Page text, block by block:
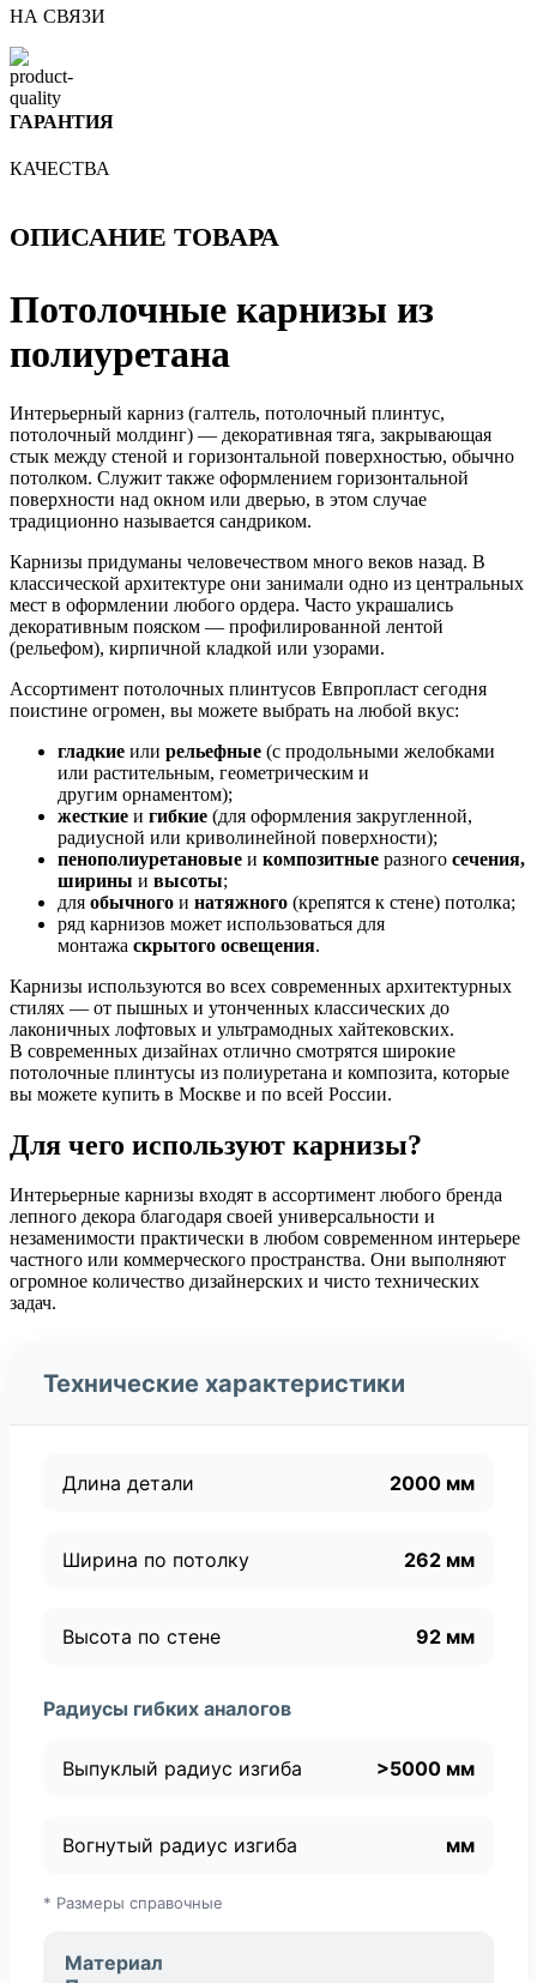
НА СВЯЗИ
ГАРАНТИЯ
КАЧЕСТВА
ОПИСАНИЕ ТОВАРА
Потолочные карнизы из
полиуретана
Интерьерный карниз (галтель, потолочный плинтус,
потолочный молдинг) — декоративная тяга, закрывающая
стык между стеной и горизонтальной поверхностью, обычно
потолком. Служит также оформлением горизонтальной
поверхности над окном или дверью, в этом случае
традиционно называется сандриком.
Карнизы придуманы человечеством много веков назад. В
классической архитектуре они занимали одно из центральных
мест в оформлении любого ордера. Часто украшались
декоративным пояском — профилированной лентой
(рельефом), кирпичной кладкой или узорами.
Ассортимент потолочных плинтусов Евпропласт сегодня
поистине огромен, вы можете выбрать на любой вкус:
гладкие или рельефные (с продольными желобками
или растительным, геометрическим и
другим орнаментом);
жесткие и гибкие (для оформления закругленной,
радиусной или криволинейной поверхности);
пенополиуретановые и композитные разного сечения,
ширины и высоты;
для обычного и натяжного (крепятся к стене) потолка;
ряд карнизов может использоваться для
монтажа скрытого освещения.
Карнизы используются во всех современных архитектурных
стилях — от пышных и утонченных классических до
лаконичных лофтовых и ультрамодных хайтековских.
В современных дизайнах отлично смотрятся широкие
потолочные плинтусы из полиуретана и композита, которые
вы можете купить в Москве и по всей России.
Для чего используют карнизы?
Интерьерные карнизы входят в ассортимент любого бренда
лепного декора благодаря своей универсальности и
незаменимости практически в любом современном интерьере
частного или коммерческого пространства. Они выполняют
огромное количество дизайнерских и чисто технических
задач.
Технические характеристики
Длина детали 2000 мм
Ширина по потолку 262 мм
Высота по стене 92 мм
Радиусы гибких аналогов
Выпуклый радиус изгиба >5000 мм
Вогнутый радиус изгиба мм
* Размеры справочные
Материал